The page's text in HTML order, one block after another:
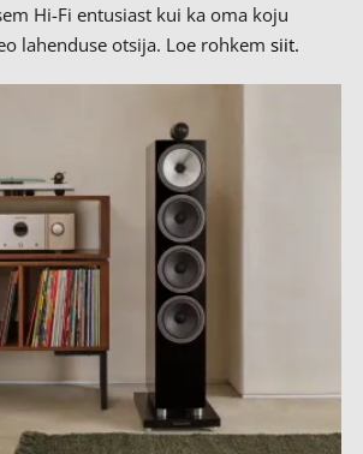
Hi-Fi entusiast kui ka oma koju
lahenduse otsija. Loe rohkem siit.